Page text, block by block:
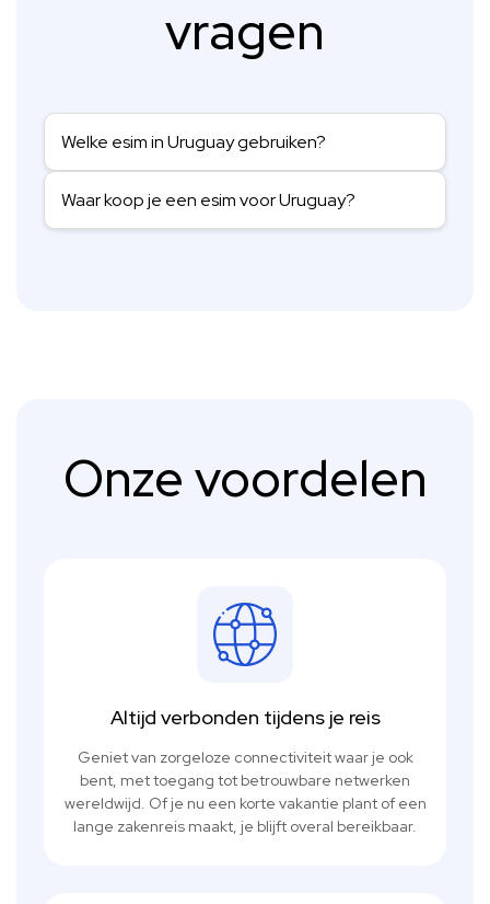
vragen
Welke esim in Uruguay gebruiken?
Waar koop je een esim voor Uruguay?
Onze voordelen
Altijd verbonden tijdens je reis
Geniet van zorgeloze connectiviteit waar je ook
bent, met toegang tot betrouwbare netwerken
wereldwijd. Of je nu een korte vakantie plant of een
lange zakenreis maakt, je blijft overal bereikbaar.